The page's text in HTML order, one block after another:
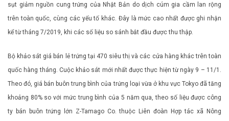
sụt giảm nguồn cung trứng của Nhật Bản do dịch cúm gia cầm lan rộng
trên toàn quốc, cùng các yếu tố khác. Đây là mức cao nhất được ghi nhận
kể từ tháng 7/2019, khi các số liệu so sánh bắt đầu được thu thập.
Bộ khảo sát giá bán lẻ trứng tại 470 siêu thị và các cửa hàng khác trên toàn
quốc hàng tháng. Cuộc khảo sát mới nhất được thực hiện từ ngày 9 – 11/1.
Theo đó, giá bán buôn trung bình của trứng loại vừa ở khu vực Tokyo đã tăng
khoảng 80% so với mức trung bình của 5 năm qua, theo số liệu được công
ty bán buôn trứng lớn Z-Tamago Co. thuộc Liên đoàn Hợp tác xã Nông